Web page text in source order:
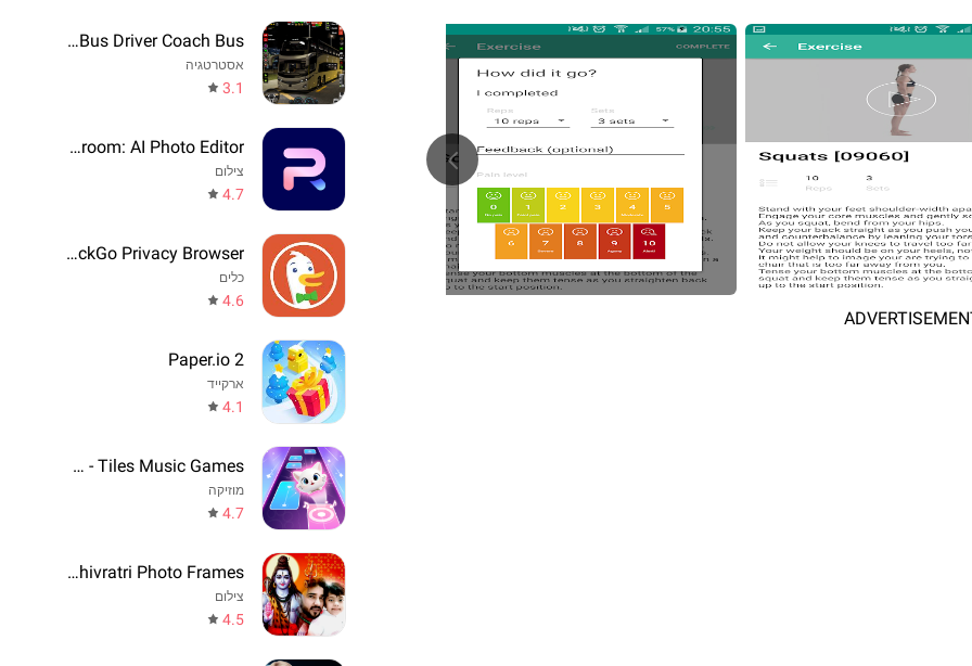
Real Bus Driver Coach Bus
אסטרטגיה
3.1
Photoroom: AI Photo Editor
צילום
4.7
DuckDuckGo Privacy Browser
כלים
4.6
Paper.io 2
ארקייד
4.1
Cat Beats - Tiles Music Games
מוזיקה
4.7
Maha Shivratri Photo Frames
צילום
4.5